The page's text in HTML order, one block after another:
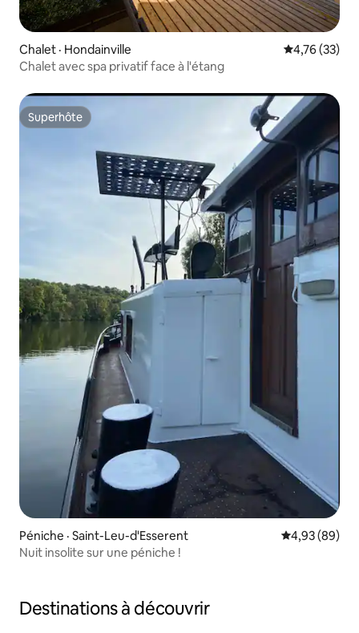
Chalet · Hondainville Note
4,76 (33)
Chalet avec spa privatif face à l'étang
Superhôte
Superhôte
Péniche · Saint-Leu-d'Esserent Note
4,93 (89)
Nuit insolite sur une péniche !
Destinations à découvrir